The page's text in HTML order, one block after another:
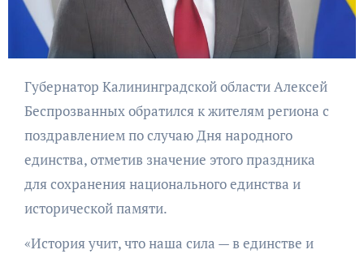
Губернатор Калининградской области Алексей
Беспрозванных обратился к жителям региона с
поздравлением по случаю Дня народного
единства, отметив значение этого праздника
для сохранения национального единства и
исторической памяти.
«История учит, что наша сила — в единстве и